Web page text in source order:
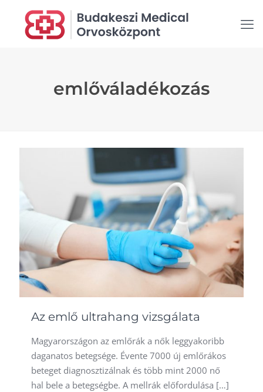
emlőváladékozás
Az emlő ultrahang vizsgálata
Magyarországon az emlőrák a nők leggyakoribb
daganatos betegsége. Évente 7000 új emlőrákos
beteget diagnosztizálnak és több mint 2000 nő
hal bele a betegségbe. A mellrák előfordulása […]